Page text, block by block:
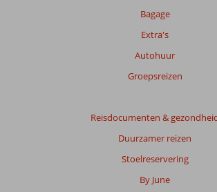
Bagage
Extra's
Autohuur
Groepsreizen
Reisdocumenten &
Duurzamer reizen
Stoelreservering
By June